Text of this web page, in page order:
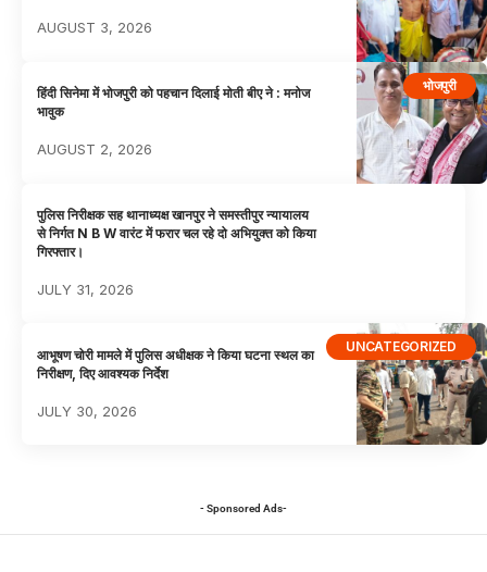
AUGUST 3, 2026
भोजपुरी
हिंदी सिनेमा में भोजपुरी को पहचान दिलाई मोती बीए ने : मनोज
भावुक
AUGUST 2, 2026
पुलिस निरीक्षक सह थानाध्यक्ष खानपुर ने समस्तीपुर न्यायालय
से निर्गत N B W वारंट में फरार चल रहे दो अभियुक्त को किया
गिरफ्तार।
JULY 31, 2026
UNCATEGORIZED
आभूषण चोरी मामले में पुलिस अधीक्षक ने किया घटना स्थल का
निरीक्षण, दिए आवश्यक निर्देश
JULY 30, 2026
- Sponsored Ads-